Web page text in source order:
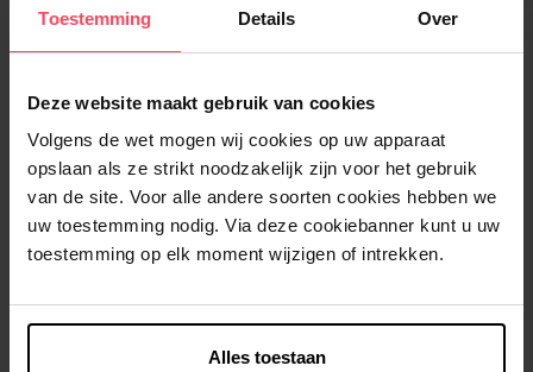
Toestemming Details Over
Deze website maakt gebruik van cookies
Volgens de wet mogen wij cookies op uw apparaat
opslaan als ze strikt noodzakelijk zijn voor het gebruik
van de site. Voor alle andere soorten cookies hebben we
uw toestemming nodig. Via deze cookiebanner kunt u uw
toestemming op elk moment wijzigen of intrekken.
Alles toestaan
Gratis retour in je winkelpunt
Verzending binnen 24u